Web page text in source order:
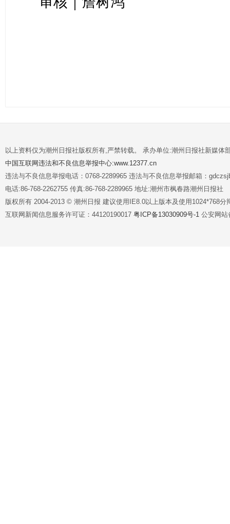
以上资料仅为潮州日报社版权所有,严禁转载。 承办单位:潮州日报社新媒体
中国互联网违法和不良信息举报中心:www.12377.cn
违法与不良信息举报电话：0768-2289965 违法与不良信息举报邮箱：
电话:86-768-2262755 传真:86-768-2289965 地址:潮州市枫春路潮州日报社
版权所有 2004-2013 © 潮州日报 建议使用IE8.0以上版本及使用1024*768分
互联网新闻信息服务许可证：44120190017 粤ICP备13030909号-1 公安网站